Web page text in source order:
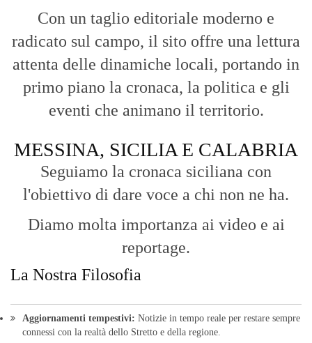
Con un taglio editoriale moderno e
radicato sul campo, il sito offre una lettura
attenta delle dinamiche locali, portando in
primo piano la cronaca, la politica e gli
eventi che animano il territorio.
MESSINA, SICILIA E CALABRIA
Seguiamo la cronaca siciliana con
l'obiettivo di dare voce a chi non ne ha.
Diamo molta importanza ai video e ai
reportage.
La Nostra Filosofia
Aggiornamenti tempestivi: Notizie in tempo reale per restare sempre
connessi con la realtà dello Stretto e della regione.